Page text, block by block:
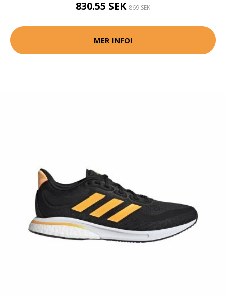
830.55 SEK 869 SEK
MER INFO!